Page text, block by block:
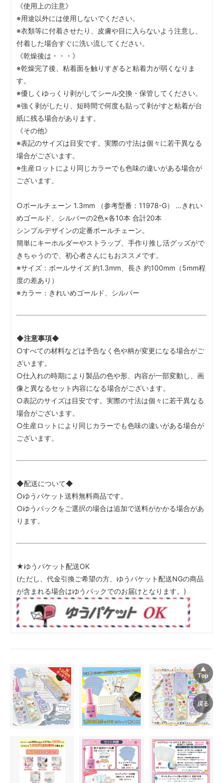
《使用上の注意》
※用途以外には使用しないでください。
※衣類等に付着させたり、皮膚や目に入らないよう注意し、
付着した場合すぐに洗い流してください。
《乾燥後は・・・》
※乾燥完了後、粘着面を触りすぎると粘着力が弱くなりま
す。
※優しくゆっくり剥がしてシール交換・保管してください。
※強く剥がしたり、短時間で何度も貼って剥がすと粘着が台
紙に残る場合があります。
《その他》
※表記のサイズは目安です。実際の寸法は個々に若干異なる
場合がございます。
※生産ロットにより同じカラーでも色味の違いがある場合が
ございます。
○ボールチェーン 1.3mm （参考型番：11978-G） …きれい
めゴールド、シルバーの2色×各10本 合計20本
シンプルデザインの定番ボールチェーン。
簡単にキーホルダーやストラップ、手作り推し活グッズがで
きちゃうので、初心者さんにもおススメです。
※サイズ：ボールサイズ 約1.3mm、長さ 約100mm（5mm程
度の差あり）
※カラー：きれいめゴールド、シルバー
◆注意事項◆
○すべての材料などは予告なく色や柄が変更になる場合がご
ざいます。
○仕入れの時期により製品の色や形、内容が一部変動し、画
像と異なるセット内容になる場合がございます。
○表記のサイズは目安です。実際の寸法は個々に若干異なる
場合がございます。
○生産ロットにより同じカラーでも色味の違いがある場合が
ございます。
◆配送について◆
○ゆうパケット送料無料商品です。
○ゆうパックをご選択の場合は追加で送料がかかる場合があ
ります。
★ゆうパケット配送OK
(ただし、代金引換ご希望の方、ゆうパケット配送NGの商品
が含まれる場合はゆうパックでのお届けとなります。)